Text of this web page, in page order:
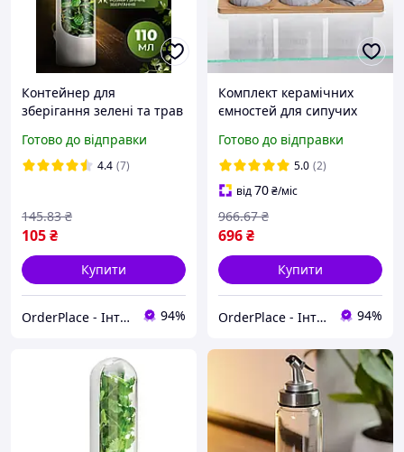
Контейнер для
зберігання зелені та трав
органайзер 110 мл білий
з резервуаром для води
Готово до відправки
4.4 (7)
105₴
145.83 ₴
Купити
OrderPlace - Інтернет-магазин товарів для дому 94%
Комплект керамічних
ємностей для сипучих
шт. по 350 мл для цукру
кави чаю Сірий
Готово до відправки
5.0 (2)
від70₴/міс
696₴
966.67 ₴
Купити
OrderPlace - Інтернет-магазин товарів для дому 94%